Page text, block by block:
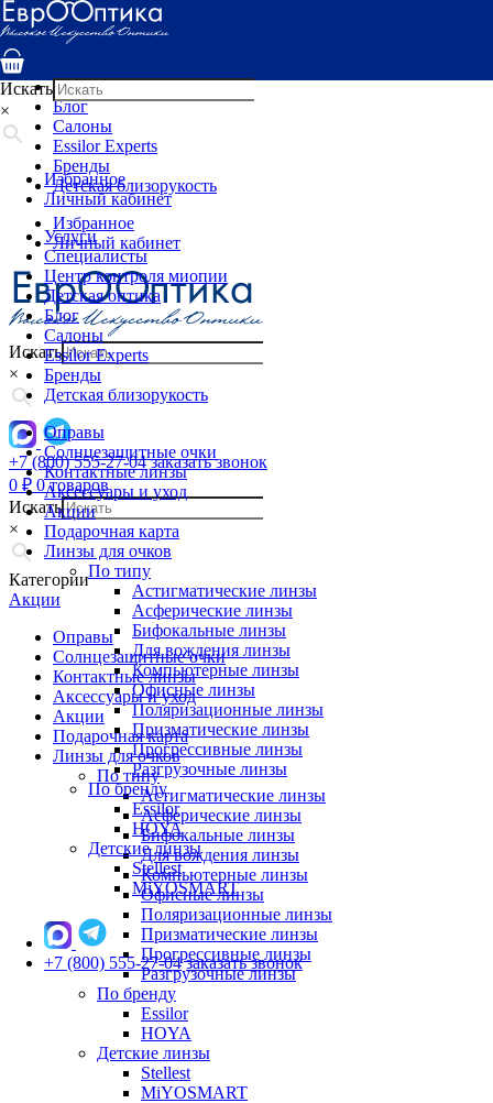
Услуги
Специалисты
Детская оптика
Блог
Салоны
Essilor Experts
Бренды
Детская близорукость
Избранное
Личный кабинет
Искать
×
+7 (800) 555-27-04 заказать звонок
0 ₽ 0 товаров
Искать
×
Категории
Акции
Оправы
Солнцезащитные очки
Контактные линзы
Аксессуары и уход
Акции
Подарочная карта
Линзы для очков
По типу
Астигматические линзы
Асферические линзы
Бифокальные линзы
Для вождения линзы
Компьютерные линзы
Офисные линзы
Поляризационные линзы
Призматические линзы
Прогрессивные линзы
Разгрузочные линзы
По бренду
Essilor
HOYA
Детские линзы
Stellest
MiYOSMART
Искать
×
Избранное
Личный кабинет
Услуги
Специалисты
Центр контроля миопии
Детская оптика
Блог
Салоны
Essilor Experts
Бренды
Детская близорукость
Оправы
Солнцезащитные очки
Контактные линзы
Аксессуары и уход
Акции
Подарочная карта
Линзы для очков
По типу
Астигматические линзы
Асферические линзы
Бифокальные линзы
Для вождения линзы
Компьютерные линзы
Офисные линзы
Поляризационные линзы
Призматические линзы
Прогрессивные линзы
Разгрузочные линзы
По бренду
Essilor
HOYA
Детские линзы
Stellest
MiYOSMART
+7 (800) 555-27-04 заказать звонок